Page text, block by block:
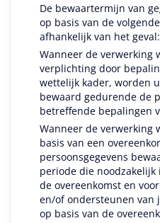
De bewaartermijn van
op basis van de
afhankelijk van het geval:
Wanneer de verwerking
verplichting door
wettelijk kader, worden
bewaard gedurende de
betreffende bepalingen
Wanneer de verwerking
basis van een
persoonsgegevens
periode die
de overeenkomst en
en/of ondersteunen van
op basis van de